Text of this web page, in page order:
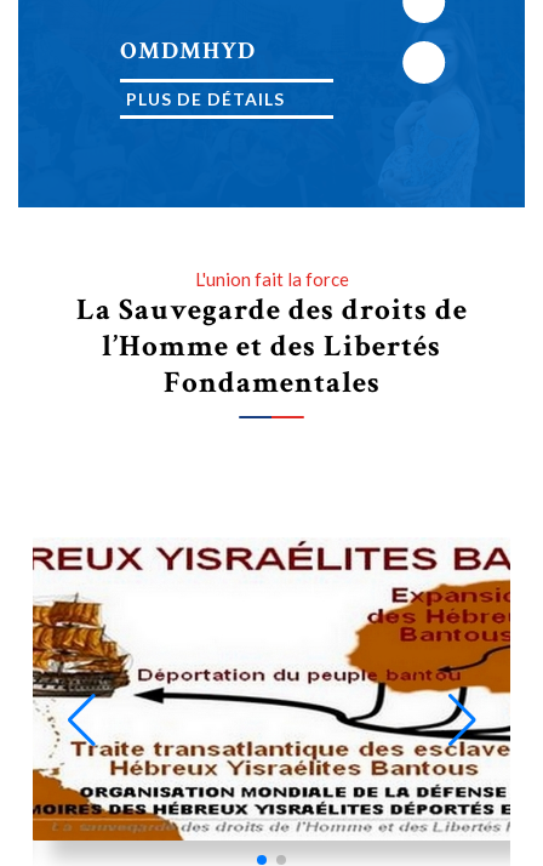
OMDMHYD
PLUS DE DÉTAILS
PLUS DE DÉTAILS
Previous
Next
L'union fait la force
La Sauvegarde des droits de
l’Homme et des Libertés
Fondamentales